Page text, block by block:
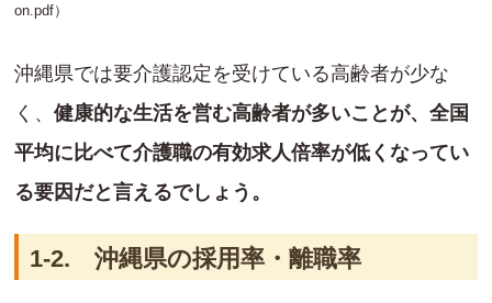
on.pdf）
沖縄県では要介護認定を受けている高齢者が少な
く、 健康的な生活を営む高齢者が多いことが、全国
平均に比べて介護職の有効求人倍率が低くなってい
る要因だと言えるでしょう。
1-2. 沖縄県の採用率・離職率